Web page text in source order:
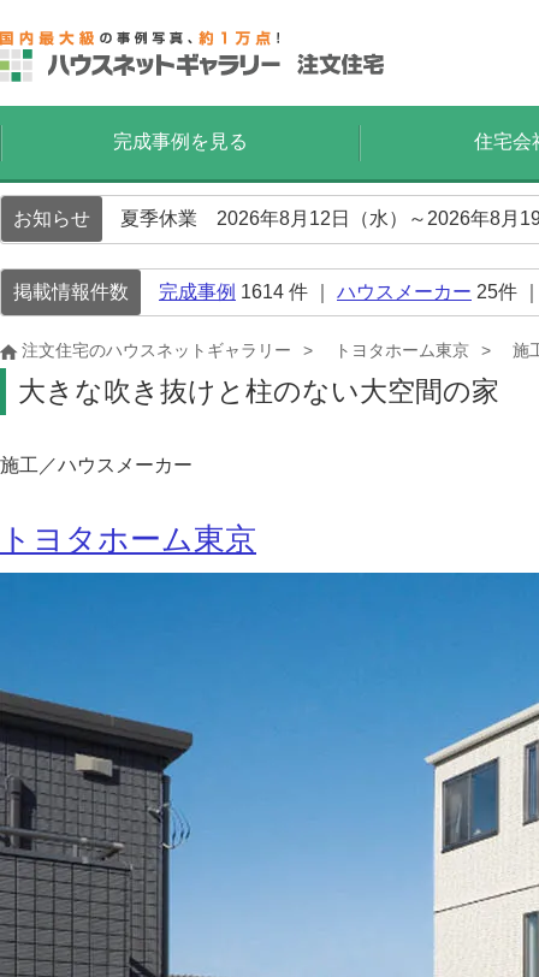
完成事例を見る 住宅会
お知らせ 夏季休業 2026年8月12日（水）～2026年8月
掲載情報件数 完成事例 1614 件 ｜ ハウスメーカー 25件
注文住宅のハウスネットギャラリー トヨタホーム東京 施
大きな吹き抜けと柱のない大空間の家
施工／ハウスメーカー
トヨタホーム東京